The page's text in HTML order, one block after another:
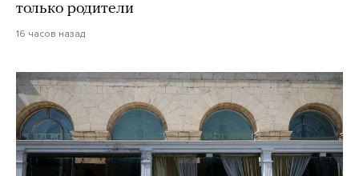
только родители
16 часов назад